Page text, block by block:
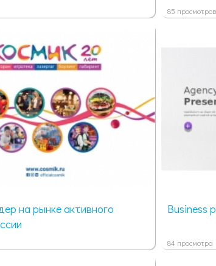
85 просмотров
на рынке активного
Business
84 просмотра